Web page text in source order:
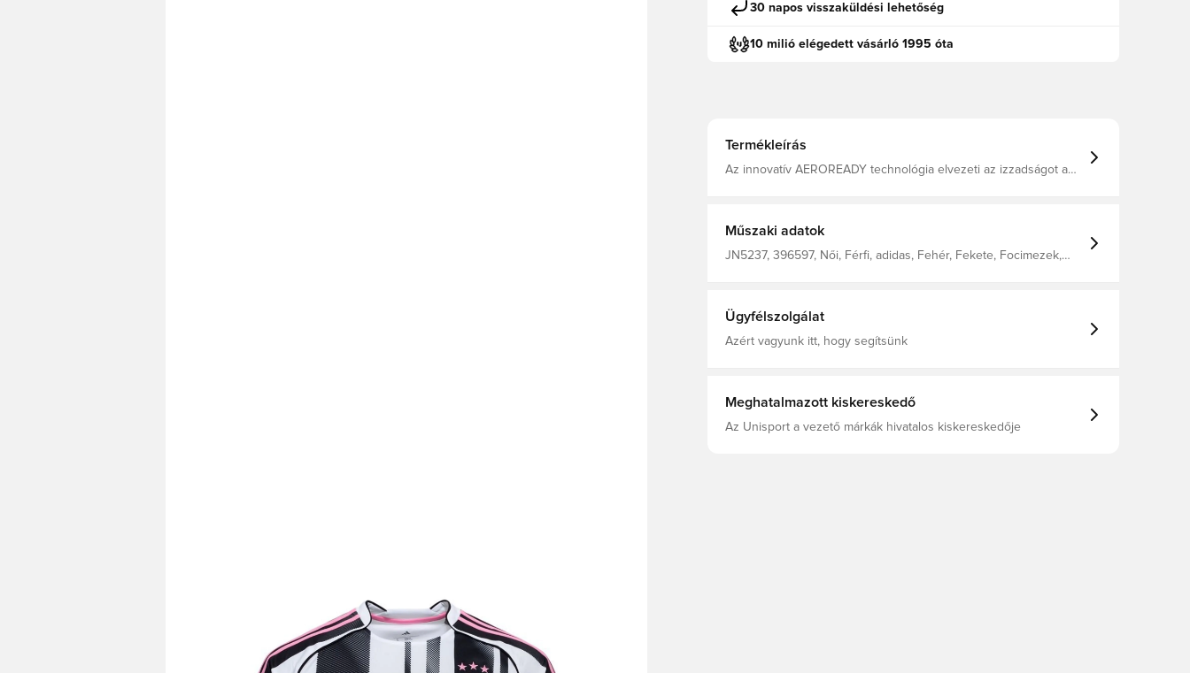
30 napos visszaküldési lehetőség
10 milió elégedett vásárló 1995 óta
Termékleírás
Az innovatív AEROREADY technológia elvezeti az izzadságot a
Műszaki adatok
JN5237, 396597, Női, Férfi, adidas, Fehér, Fekete, Focimezek,
Ügyfélszolgálat
Azért vagyunk itt, hogy segítsünk
Meghatalmazott kiskereskedő
Az Unisport a vezető márkák hivatalos kiskereskedője